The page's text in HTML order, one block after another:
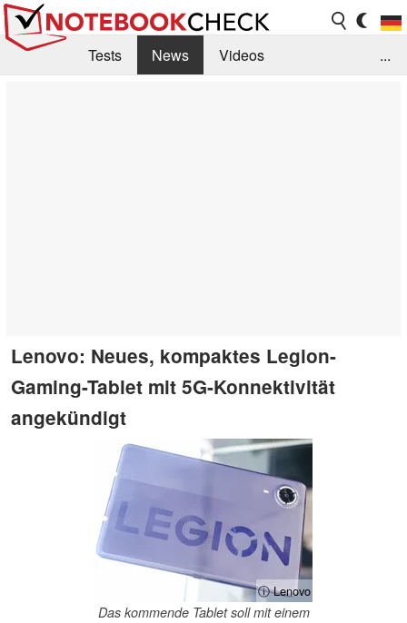
Tests News
Videos
...
Lenovo: Neues, kompaktes Legion-
Gaming-Tablet mit 5G-Konnektivität
angekündigt
ⓘ Lenovo
Das kommende Tablet soll mit einem